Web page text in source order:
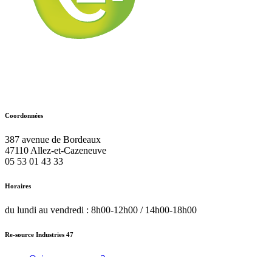
Coordonnées
387 avenue de Bordeaux
47110 Allez-et-Cazeneuve
05 53 01 43 33
Horaires
du lundi au vendredi : 8h00-12h00 / 14h00-18h00
Re-source Industries 47